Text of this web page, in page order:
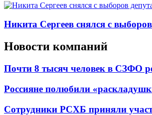
Никита Сергеев снялся с
Новости компаний
Почти 8 тысяч человек в СЗФО
Россияне полюбили
Сотрудники РСХБ приняли